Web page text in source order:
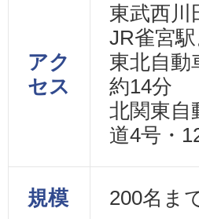
アク
セス
東武西川
JR雀宮
東北自動
約14分
北関東自
道4号・
規模 200名ま